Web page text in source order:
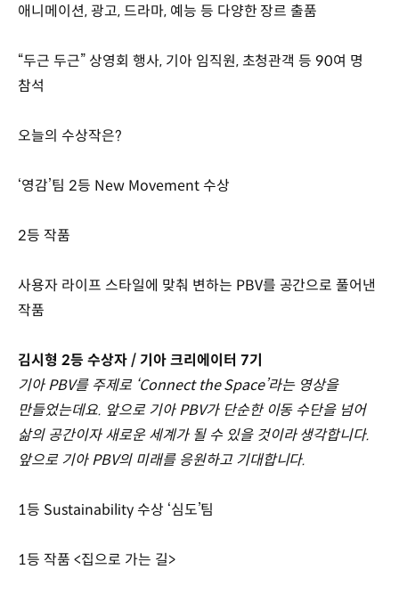
애니메이션, 광고, 드라마, 예능 등 다양한 장르 출품
“두근 두근” 상영회 행사, 기아 임직원, 초청관객 등 90여 명
참석
오늘의 수상작은?
‘영감’팀 2등 New Movement 수상
2등 작품
사용자 라이프 스타일에 맞춰 변하는 PBV를 공간으로 풀어낸
작품
김시형 2등 수상자 / 기아 크리에이터 7기
기아 PBV를 주제로 ‘Connect the Space’라는 영상을
만들었는데요. 앞으로 기아 PBV가 단순한 이동 수단을 넘어
삶의 공간이자 새로운 세계가 될 수 있을 것이라 생각합니다.
앞으로 기아 PBV의 미래를 응원하고 기대합니다.
1등 Sustainability 수상 ‘심도’팀
1등 작품 <집으로 가는 길>